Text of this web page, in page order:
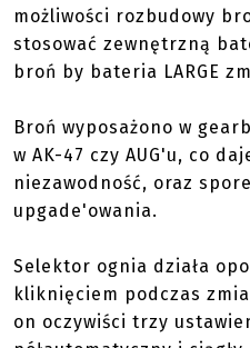
możliwości rozbudowy
stosować zewnętrzną
broń by bateria LARGE
Broń wyposażono w
w AK-47 czy AUG'u, co
niezawodność, oraz
upgade'owania.
Selektor ognia działa
kliknięciem podczas
on oczywiści trzy